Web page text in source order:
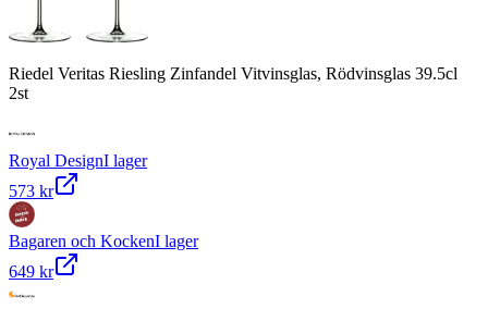
Riedel Veritas Riesling Zinfandel Vitvinsglas, Rödvinsglas 39.5cl
2st
Royal DesignI lager
573 kr
Bagaren och KockenI lager
649 kr